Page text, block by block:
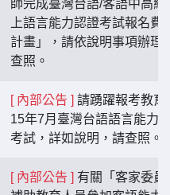
師完成臺灣台語/客語中高級
上語言能力認證考試報名費
計畫」，請依說明事項辦理
查照。
[ 內部公告 ] 請踴躍報考教育
15年7月臺灣台語語言能力
考試，詳如說明，請查照。
[ 內部公告 ] 有關「客家委員